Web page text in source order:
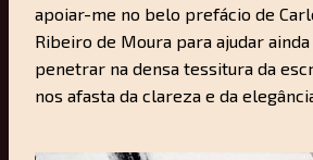
apoiar-me no belo prefácio de
Ribeiro de Moura para ajudar
penetrar na densa tessitura da
nos afasta da clareza e da